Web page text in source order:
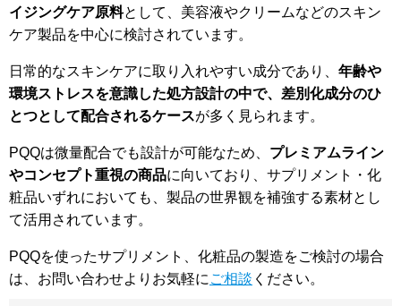
イジングケア原料として、美容液やクリームなどのスキン
ケア製品を中心に検討されています。
日常的なスキンケアに取り入れやすい成分であり、 年齢や
環境ストレスを意識した処方設計の中で、差別化成分のひ
とつとして配合されるケースが多く見られます。
PQQは微量配合でも設計が可能なため、 プレミアムライン
やコンセプト重視の商品に向いており、サプリメント・化
粧品いずれにおいても、製品の世界観を補強する素材とし
て活用されています。
PQQを使ったサプリメント、化粧品の製造をご検討の場合
は、お問い合わせよりお気軽に ご相談 ください。